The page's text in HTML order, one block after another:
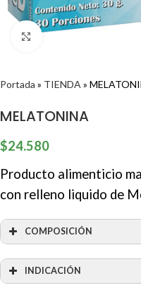
Clic para ampliar
Portada » TIENDA »
MELATONINA
$24.580
Producto alimenticio
con relleno liquido de
COMPOSICIÓN
INDICACIÓN